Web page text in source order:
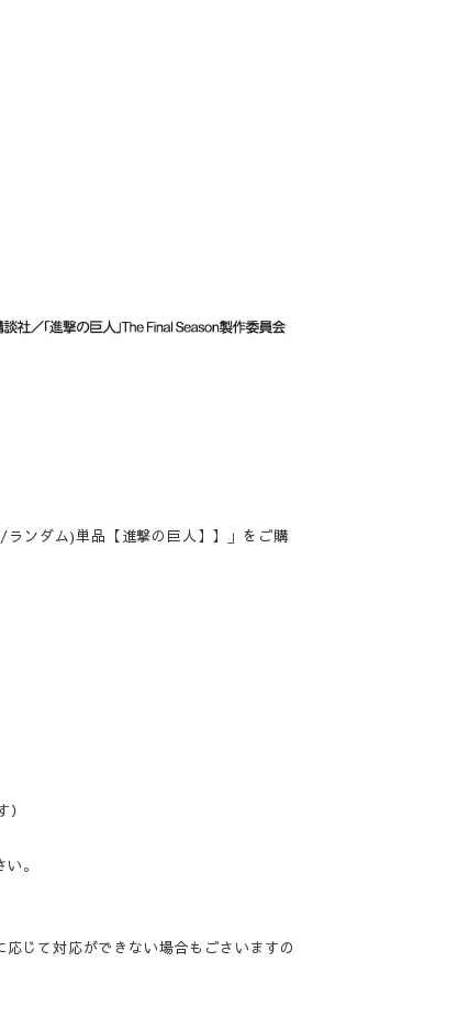
ンダム)単品【進撃の巨人】】」をご購
。
じて対応ができない場合もごさいますの